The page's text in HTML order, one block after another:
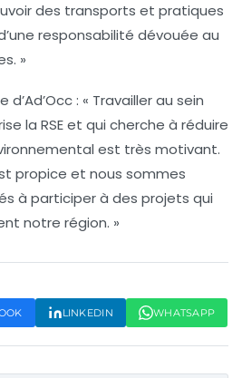
des transports et pratiques
responsabilité dévouée au
»
d’Ad’Occ: « Travailler au sein
la RSE et qui cherche à réduire
est très motivant.
propice et nous sommes
à participer à des projets qui
notre région. »
LINKEDIN WHATSAPP